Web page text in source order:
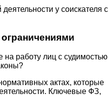
на работу лиц с судимостью
актах, которые
Ключевые ФЗ,